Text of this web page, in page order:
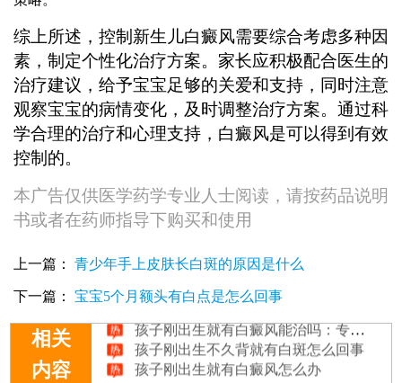
综上所述，控制新生儿白癜风需要综合考虑多种因
素，制定个性化治疗方案。家长应积极配合医生的
治疗建议，给予宝宝足够的关爱和支持，同时注意
观察宝宝的病情变化，及时调整治疗方案。通过科
学合理的治疗和心理支持，白癜风是可以得到有效
控制的。
本广告仅供医学药学专业人士阅读，请按药品说明
书或者在药师指导下购买和使用
上一篇： 青少年手上皮肤长白斑的原因是什么
下一篇： 宝宝5个月额头有白点是怎么回事
相关
内容
孩子刚出生有白癜风该如何控制
孩子刚出生就得了白癜风能怎么治疗
孩子刚出生不久背就有白斑怎么回事
孩子刚出生就有白癜风怎么办